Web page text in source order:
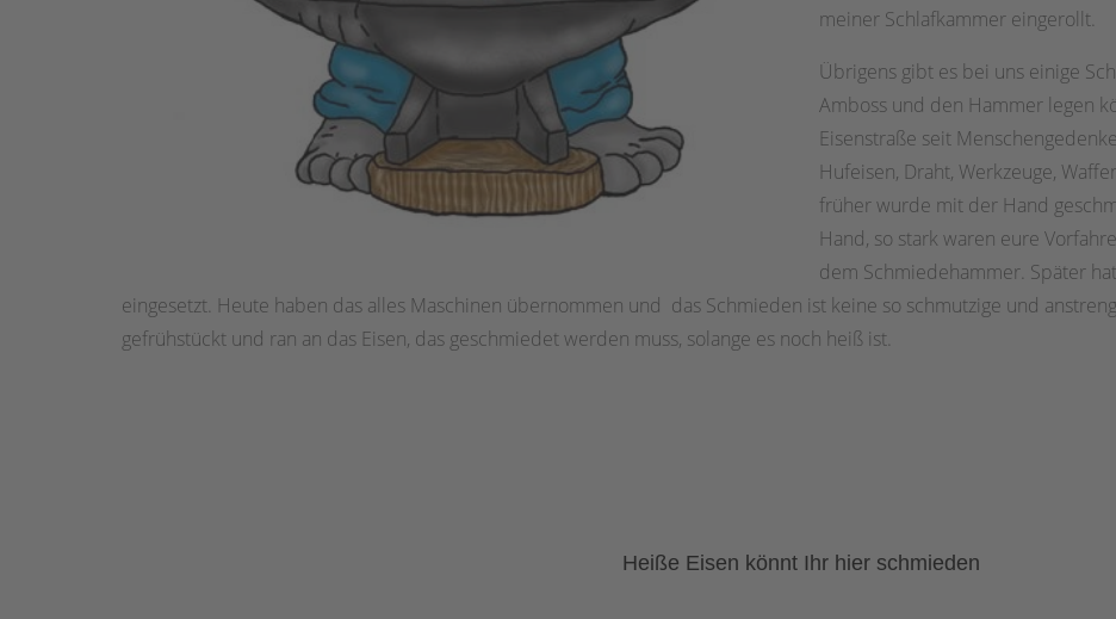
meiner Schlafkammer eingerollt.
Übrigens gibt es bei uns einige
Amboss und den Hammer legen
Eisenstraße seit
Hufeisen, Draht, Werkzeuge,
früher wurde mit der Hand
Hand, so stark waren eure
dem Schmiedehammer. Später
eingesetzt. Heute haben das alles Maschinen übernommen und das Schmieden ist keine so schmutzige und
gefrühstückt und ran an das Eisen, das geschmiedet werden muss, solange es noch heiß ist.
Heiße Eisen könnt Ihr hier schmieden